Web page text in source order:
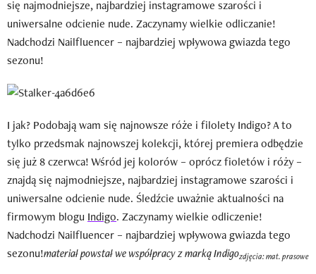
się najmodniejsze, najbardziej instagramowe szarości i
uniwersalne odcienie nude. Zaczynamy wielkie odliczanie!
Nadchodzi Nailfluencer – najbardziej wpływowa gwiazda tego
sezonu!
I jak? Podobają wam się najnowsze róże i filolety Indigo? A to
tylko przedsmak najnowszej kolekcji, której premiera odbędzie
się już 8 czerwca! Wśród jej kolorów – oprócz fioletów i róży –
znajdą się najmodniejsze, najbardziej instagramowe szarości i
uniwersalne odcienie nude. Śledźcie uważnie aktualności na
firmowym blogu Indigo. Zaczynamy wielkie odliczenie!
Nadchodzi Nailfluencer – najbardziej wpływowa gwiazda tego
sezonu!materiał powstał we współpracy z marką Indigozdjęcia: mat. prasowe